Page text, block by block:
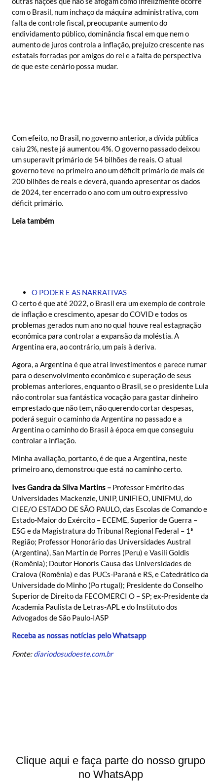
com o Brasil, num inchaço da máquina administrativa, com
falta de controle fiscal, preocupante aumento do
endividamento público, dominância fiscal em que nem o
aumento de juros controla a inflação, prejuízo crescente nas
estatais forradas por amigos do rei e a falta de perspectiva
de que este cenário possa mudar.
Com efeito, no Brasil, no governo anterior, a dívida pública
caiu 2%, neste já aumentou 4%. O governo passado deixou
um superavit primário de 54 bilhões de reais. O atual
governo teve no primeiro ano um déficit primário de mais de
200 bilhões de reais e deverá, quando apresentar os dados
de 2024, ter encerrado o ano com um outro expressivo
déficit primário.
Leia também
O PODER E AS NARRATIVAS
O certo é que até 2022, o Brasil era um exemplo de controle
de inflação e crescimento, apesar do COVID e todos os
problemas gerados num ano no qual houve real estagnação
econômica para controlar a expansão da moléstia. A
Argentina era, ao contrário, um país à deriva.
Agora, a Argentina é que atrai investimentos e parece rumar
para o desenvolvimento econômico e superação de seus
problemas anteriores, enquanto o Brasil, se o presidente Lula
não controlar sua fantástica vocação para gastar dinheiro
emprestado que não tem, não querendo cortar despesas,
poderá seguir o caminho da Argentina no passado e a
Argentina o caminho do Brasil à época em que conseguiu
controlar a inflação.
Minha avaliação, portanto, é de que a Argentina, neste
primeiro ano, demonstrou que está no caminho certo.
Ives Gandra da Silva Martins – Professor Emérito das
Universidades Mackenzie, UNIP, UNIFIEO, UNIFMU, do
CIEE/O ESTADO DE SÃO PAULO, das Escolas de Comando e
Estado-Maior do Exército – ECEME, Superior de Guerra –
ESG e da Magistratura do Tribunal Regional Federal – 1ª
Região; Professor Honorário das Universidades Austral
(Argentina), San Martin de Porres (Peru) e Vasili Goldis
(Romênia); Doutor Honoris Causa das Universidades de
Craiova (Romênia) e das PUCs-Paraná e RS, e Catedrático da
Universidade do Minho (Po rtugal); Presidente do Conselho
Superior de Direito da FECOMERCI O – SP; ex-Presidente da
Academia Paulista de Letras-APL e do Instituto dos
Advogados de São Paulo-IASP
Receba as nossas notícias pelo Whatsapp
Fonte:diariodosudoeste.com.br
Clique aqui e faça parte do nosso grupo
no WhatsApp